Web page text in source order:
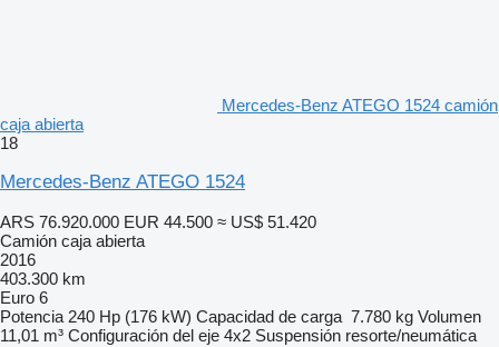
Mercedes-Benz ATEGO 1524 camión
caja abierta
18
Mercedes-Benz ATEGO 1524
ARS 76.920.000 EUR 44.500 ≈ US$ 51.420
Camión caja abierta
2016
403.300 km
Euro 6
Potencia 240 Hp (176 kW) Capacidad de carga 7.780 kg Volumen
11,01 m³ Configuración del eje 4x2 Suspensión resorte/neumática